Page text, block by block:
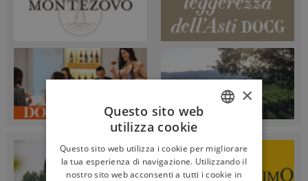
ENGLISH
×
Questo sito web
utilizza cookie
Questo sito web utilizza i cookie per migliorare
la tua esperienza di navigazione. Utilizzando il
nostro sito web acconsenti a tutti i cookie in